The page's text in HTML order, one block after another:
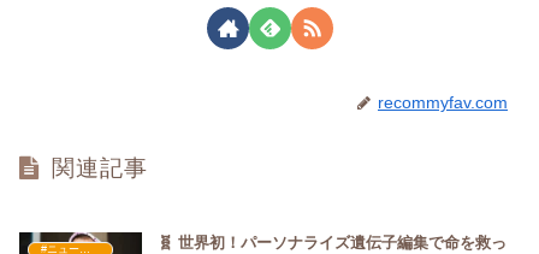
recommyfav.com
関連記事
🧬 世界初！パーソナライズ遺伝子編集で命を救っ